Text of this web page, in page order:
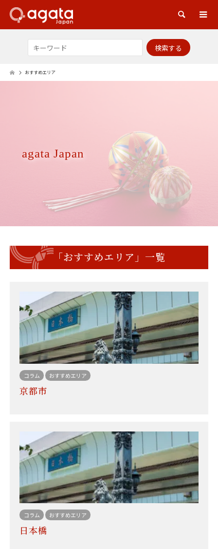
検索
おすすめエリア
agata Japan
「おすすめエリア」一覧
コラム おすすめエリア
京都市
コラム おすすめエリア
日本橋